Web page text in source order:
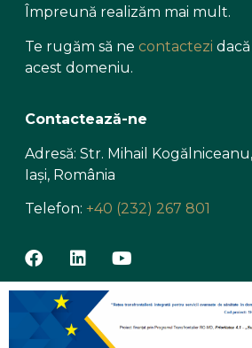
Împreună realizăm mai mult.
Te rugăm să ne contactezi
acest domeniu.
Contactează-ne
Adresă: Str. Mihail
Iași, România
Telefon: +40 (232) 267 801